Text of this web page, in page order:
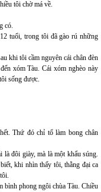
tôi chờ má về.
có.
tuổi, trong tôi đã gào rú những
khi tôi cầm nguyên cái chân đèn
xóm Tàu. Cái xóm nghèo này
sống được.
Thứ đó chỉ tổ làm bong chân
là đôi giày, mà là một khẩu súng.
khi nhìn thấy tôi, thằng đại ca
bình phong ngôi chùa Tàu. Chiều